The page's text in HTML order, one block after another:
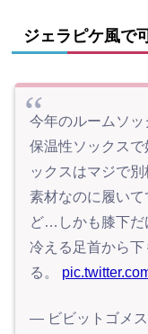
ジェラピケ風で
今年のルームソ
保温性ソックス
ックスはマジで
素材なのに履い
ど…しかも膝下だ
冷える足首から
る。
— ビビットゴメ